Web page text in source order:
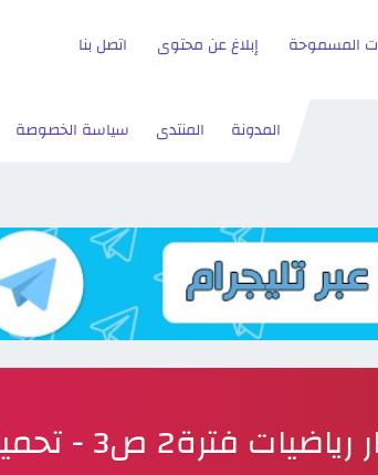
المسموحة إبلاغ عن محتوى اتصل بنا
المدونة المنتدى سياسة الخصوصة
فترة2 ص3 - تحميل